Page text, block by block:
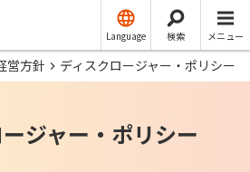
Language 検索 メニュー
営方針 ディスクロージャー・ポリシー
ジャー・ポリシー